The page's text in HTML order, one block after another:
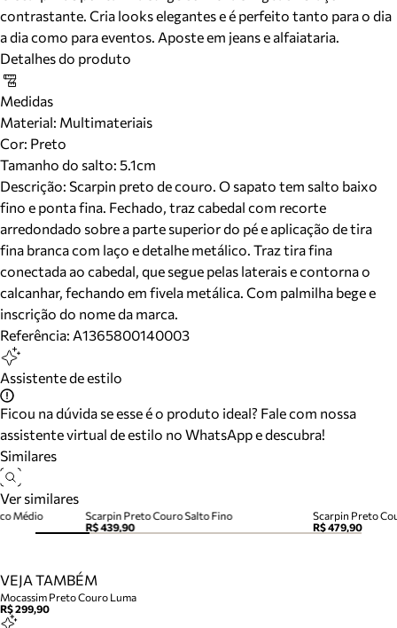
contrastante. Cria looks elegantes e é perfeito tanto para o dia
a dia como para eventos. Aposte em jeans e alfaiataria.
Detalhes do produto
Medidas
Material: Multimateriais
Cor: Preto
Tamanho do salto: 5.1cm
Descrição: Scarpin preto de couro. O sapato tem salto baixo
fino e ponta fina. Fechado, traz cabedal com recorte
arredondado sobre a parte superior do pé e aplicação de tira
fina branca com laço e detalhe metálico. Traz tira fina
conectada ao cabedal, que segue pelas laterais e contorna o
calcanhar, fechando em fivela metálica. Com palmilha bege e
inscrição do nome da marca.
Referência: A1365800140003
Assistente de estilo
Ficou na dúvida se esse é o produto ideal? Fale com nossa
assistente virtual de estilo no WhatsApp e descubra!
Similares
Ver similares
Scarpin Preto Couro Salto Fino
R$ 439,90
Scarpin Preto
R$ 479,90
Médio
VEJA TAMBÉM
Mocassim Preto Couro Luma
R$ 299,90